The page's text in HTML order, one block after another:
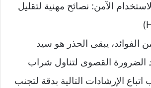
الآمن: نصائح مهنية لتقليل
الفوائد، يبقى الحذر هو سيد
الضرورة القصوى لتناول شراب
الإرشادات التالية بدقة لتجنب